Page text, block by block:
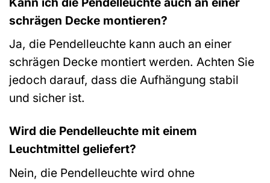
schrägen Decke montieren?
Ja, die Pendelleuchte kann auch an einer
schrägen Decke montiert werden. Achten Sie
jedoch darauf, dass die Aufhängung stabil
und sicher ist.
Wird die Pendelleuchte mit einem
Leuchtmittel geliefert?
Nein, die Pendelleuchte wird ohne